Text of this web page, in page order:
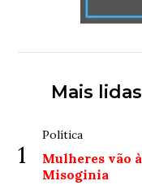
Mais lidas
1
Política
Mulheres vão
Misoginia